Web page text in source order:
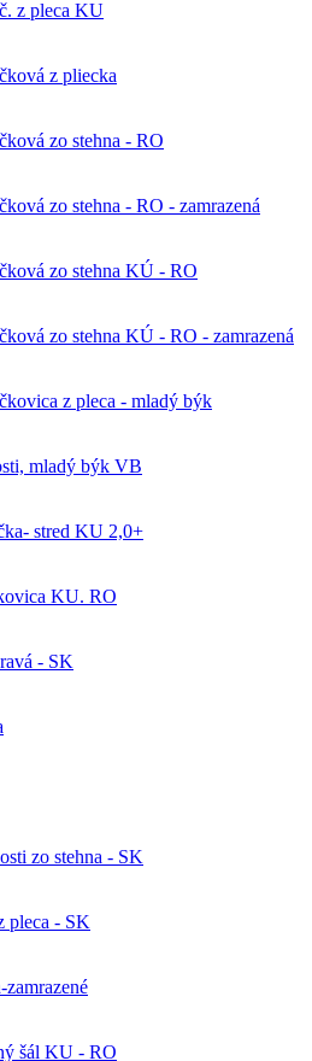
z pleca KU
z pliecka
zo stehna - RO
zo stehna - RO - zamrazená
zo stehna KÚ - RO
zo stehna KÚ - RO - zamrazená
z pleca - mladý býk
mladý býk VB
stred KU 2,0+
KU. RO
- SK
zo stehna - SK
pleca - SK
šál KU - RO